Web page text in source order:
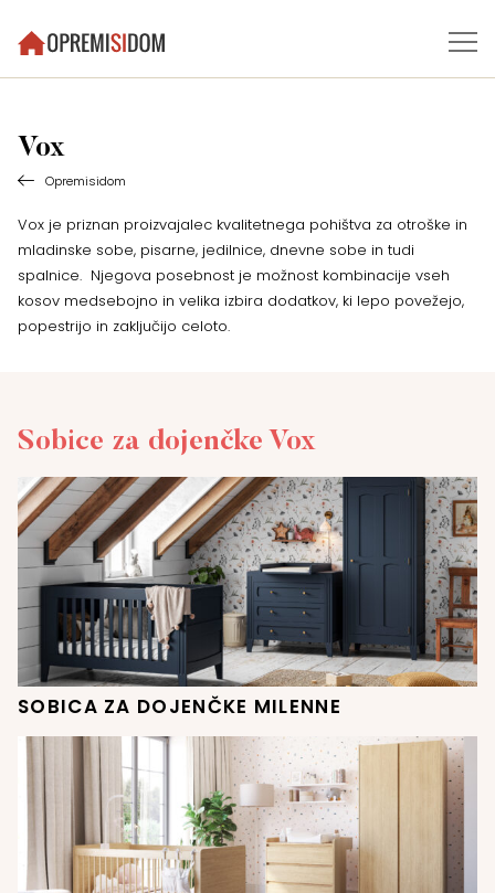
Vox
Opremisidom
Vox je priznan proizvajalec kvalitetnega pohištva za otroške in
mladinske sobe, pisarne, jedilnice, dnevne sobe in tudi
spalnice. Njegova posebnost je možnost kombinacije vseh
kosov medsebojno in velika izbira dodatkov, ki lepo povežejo,
popestrijo in zaključijo celoto.
Sobice za dojenčke Vox
SOBICA ZA DOJENČKE MILENNE